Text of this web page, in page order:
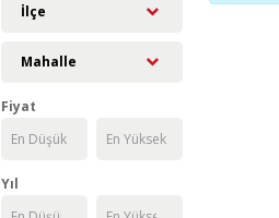
İlçe
Mahalle
Fiyat
Yıl